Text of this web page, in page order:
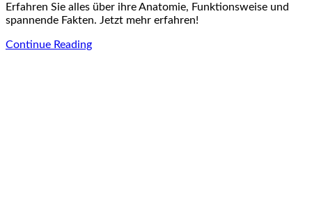
Erfahren Sie alles über ihre Anatomie, Funktionsweise und
spannende Fakten. Jetzt mehr erfahren!
Continue Reading